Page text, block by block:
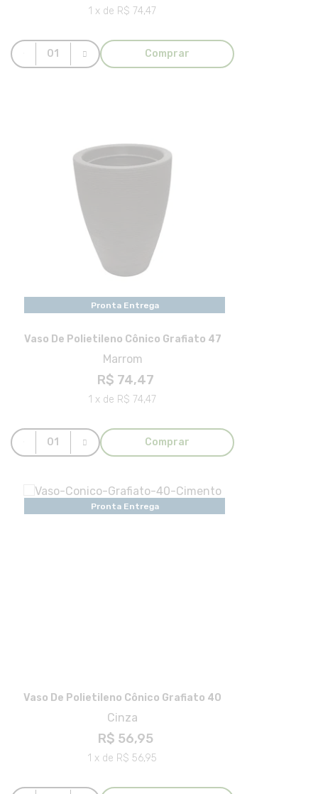
1 x de R$ 74,47
Comprar
Pronta Entrega
Vaso De Polietileno Cônico Grafiato 47
Marrom
R$ 74,47
1 x de R$ 74,47
Comprar
Pronta Entrega
Vaso De Polietileno Cônico Grafiato 40
Cinza
R$ 56,95
1 x de R$ 56,95